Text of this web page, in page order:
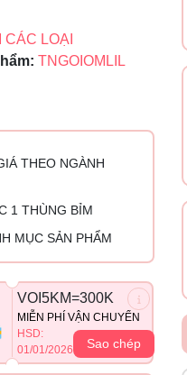
CÁC LOẠI
TNGOIOMLIL
THEO NGÀNH
1 THÙNG BỈM
MỤC SẢN PHẨM
VOI5KM=300K
MIỄN PHÍ VẬN CHUYỂN
HSD:
01/01/2026
Sao chép